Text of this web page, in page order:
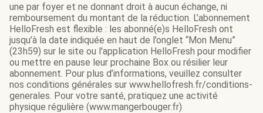
une par foyer et ne donnant droit à aucun échange, ni
remboursement du montant de la réduction. L’abonnement
HelloFresh est flexible : les abonné(e)s HelloFresh ont
jusqu’à la date indiquée en haut de l’onglet “Mon Menu”
(23h59) sur le site ou l'application HelloFresh pour modifier
ou mettre en pause leur prochaine Box ou résilier leur
abonnement. Pour plus d’informations, veuillez consulter
nos conditions générales sur www.hellofresh.fr/conditions-
generales. Pour votre santé, pratiquez une activité
physique régulière (www.mangerbouger.fr)